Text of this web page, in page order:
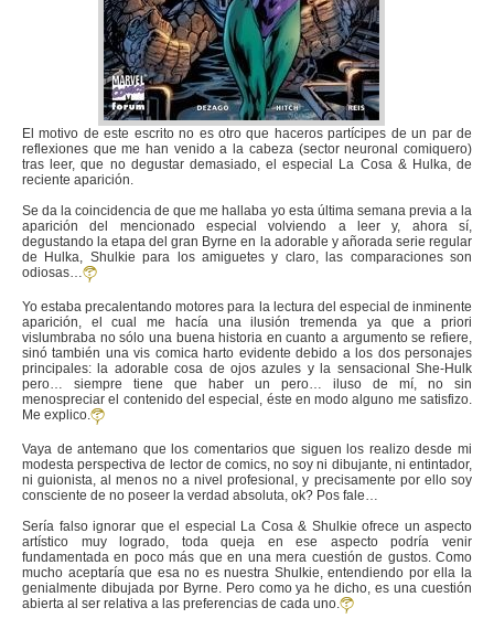
El motivo de este escrito no es otro que haceros partícipes de un par de
reflexiones que me han venido a la cabeza (sector neuronal comiquero)
tras leer, que no degustar demasiado, el especial La Cosa & Hulka, de
reciente aparición.
Se da la coincidencia de que me hallaba yo esta última semana previa a la
aparición del mencionado especial volviendo a leer y, ahora sí,
degustando la etapa del gran Byrne en la adorable y añorada serie regular
de Hulka, Shulkie para los amiguetes y claro, las comparaciones son
odiosas…
Yo estaba precalentando motores para la lectura del especial de inminente
aparición, el cual me hacía una ilusión tremenda ya que a priori
vislumbraba no sólo una buena historia en cuanto a argumento se refiere,
sinó también una vis comica harto evidente debido a los dos personajes
principales: la adorable cosa de ojos azules y la sensacional She-Hulk
pero… siempre tiene que haber un pero… iluso de mí, no sin
menospreciar el contenido del especial, éste en modo alguno me satisfizo.
Me explico.
Vaya de antemano que los comentarios que siguen los realizo desde mi
modesta perspectiva de lector de comics, no soy ni dibujante, ni entintador,
ni guionista, al menos no a nivel profesional, y precisamente por ello soy
consciente de no poseer la verdad absoluta, ok? Pos fale…
Sería falso ignorar que el especial La Cosa & Shulkie ofrece un aspecto
artístico muy logrado, toda queja en ese aspecto podría venir
fundamentada en poco más que en una mera cuestión de gustos. Como
mucho aceptaría que esa no es nuestra Shulkie, entendiendo por ella la
genialmente dibujada por Byrne. Pero como ya he dicho, es una cuestión
abierta al ser relativa a las preferencias de cada uno.